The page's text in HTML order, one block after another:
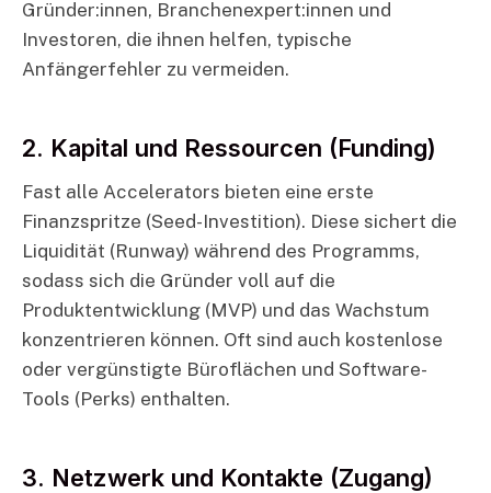
Gründer:innen, Branchenexpert:innen und
Investoren, die ihnen helfen, typische
Anfängerfehler zu vermeiden.
2. Kapital und Ressourcen (Funding)
Fast alle Accelerators bieten eine erste
Finanzspritze (Seed-Investition). Diese sichert die
Liquidität (Runway) während des Programms,
sodass sich die Gründer voll auf die
Produktentwicklung (MVP) und das Wachstum
konzentrieren können. Oft sind auch kostenlose
oder vergünstigte Büroflächen und Software-
Tools (Perks) enthalten.
3. Netzwerk und Kontakte (Zugang)